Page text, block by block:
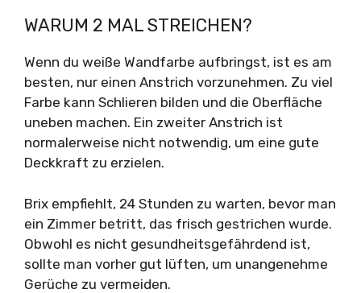
WARUM 2 MAL STREICHEN?
Wenn du weiße Wandfarbe aufbringst, ist es am
besten, nur einen Anstrich vorzunehmen. Zu viel
Farbe kann Schlieren bilden und die Oberfläche
uneben machen. Ein zweiter Anstrich ist
normalerweise nicht notwendig, um eine gute
Deckkraft zu erzielen.
Brix empfiehlt, 24 Stunden zu warten, bevor man
ein Zimmer betritt, das frisch gestrichen wurde.
Obwohl es nicht gesundheitsgefährdend ist,
sollte man vorher gut lüften, um unangenehme
Gerüche zu vermeiden.